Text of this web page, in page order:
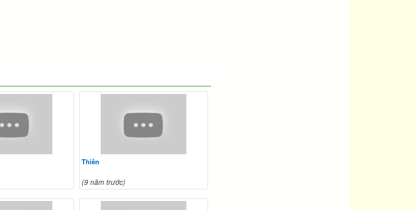
Thiền
(9 năm trước)